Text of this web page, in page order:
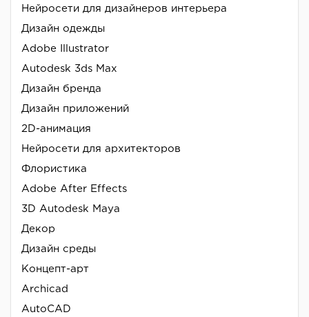
Нейросети для дизайнеров интерьера
Дизайн одежды
Adobe Illustrator
Autodesk 3ds Max
Дизайн бренда
Дизайн приложений
2D-анимация
Нейросети для архитекторов
Флористика
Adobe After Effects
3D Autodesk Maya
Декор
Дизайн среды
Концепт-арт
Archicad
AutoCAD